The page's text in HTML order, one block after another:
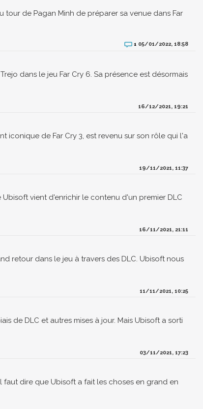
tour de Pagan Minh de préparer sa venue dans Far
1 05/01/2022, 18:58
dans le jeu Far Cry 6. Sa présence est désormais
16/12/2021, 19:21
iconique de Far Cry 3, est revenu sur son rôle qui l'a
19/11/2021, 11:37
vient d'enrichir le contenu d'un premier DLC
16/11/2021, 21:11
retour dans le jeu à travers des DLC. Ubisoft nous
11/11/2021, 10:25
de DLC et autres mises à jour. Mais Ubisoft a sorti
03/11/2021, 17:23
dire que Ubisoft a fait les choses en grand en